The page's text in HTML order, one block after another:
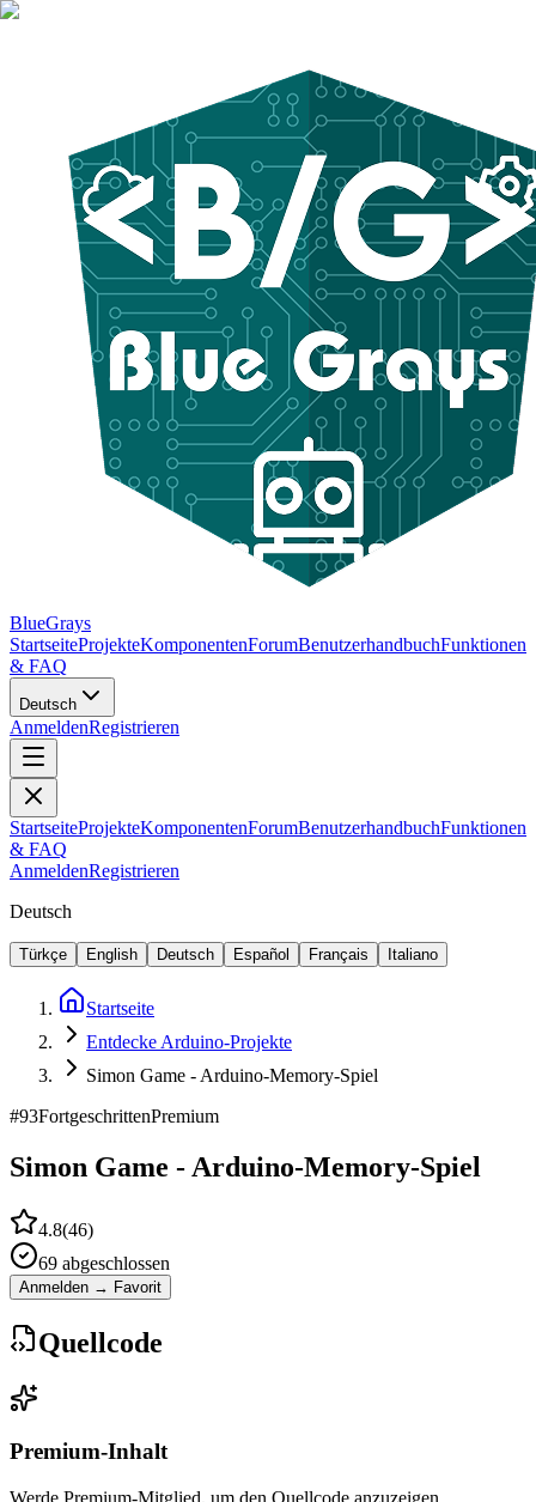
BlueGrays
StartseiteProjekteKomponentenForumBenutzerhandbuchFunktionen
& FAQ
Deutsch
AnmeldenRegistrieren
StartseiteProjekteKomponentenForumBenutzerhandbuchFunktionen
& FAQ
AnmeldenRegistrieren
Deutsch
Türkçe English Deutsch Español Français Italiano
Startseite
Entdecke Arduino-Projekte
Simon Game - Arduino-Memory-Spiel
#93FortgeschrittenPremium
Simon Game - Arduino-Memory-Spiel
4.8(46)
69 abgeschlossen
Anmelden → Favorit
Quellcode
Premium-Inhalt
Werde Premium-Mitglied, um den Quellcode anzuzeigen